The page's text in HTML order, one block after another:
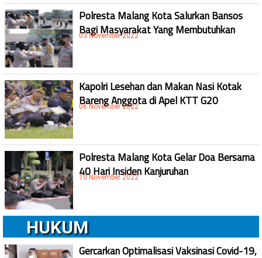
Polresta Malang Kota Salurkan Bansos
Bagi Masyarakat Yang Membutuhkan
03 November 2022
Kapolri Lesehan dan Makan Nasi Kotak
Bareng Anggota di Apel KTT G20
06 November 2022
Polresta Malang Kota Gelar Doa Bersama
40 Hari Insiden Kanjuruhan
10 November 2022
HUKUM
Gercarkan Optimalisasi Vaksinasi Covid-19,